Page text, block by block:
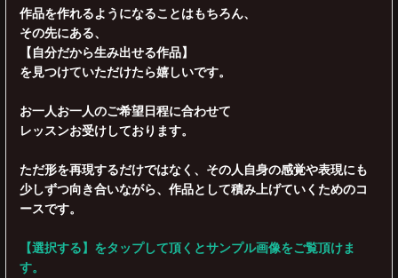
作品を作れるようになることはもちろん、
その先にある、
【自分だから生み出せる作品】
を見つけていただけたら嬉しいです。
お一人お一人のご希望日程に合わせて
レッスンお受けしております。
ただ形を再現するだけではなく、その人自身の感覚や表現にも
少しずつ向き合いながら、作品として積み上げていくためのコ
ースです。
【選択する】をタップして頂くとサンプル画像をご覧頂けま
す。